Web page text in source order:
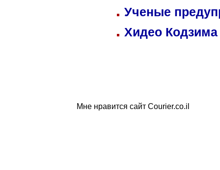
Ученые
Хидео
Мне нравится сайт Courier.co.il